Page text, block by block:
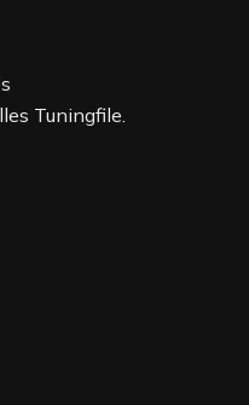
Tuningfile.